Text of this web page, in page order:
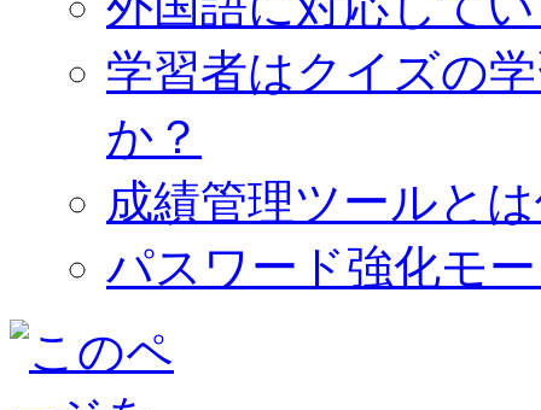
学習者はクイズの
か？
成績管理ツールと
パスワード強化モ